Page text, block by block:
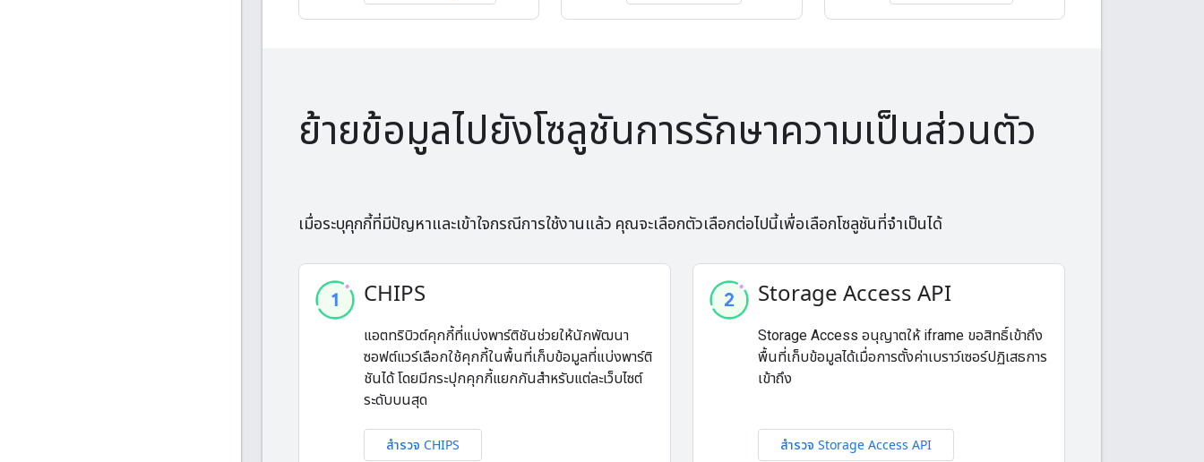
ย้ายข้อมูลไปยังโซลูชันการรักษาความเป็นส่วนตัว
เมื่อระบุคุกกี้ที่มีปัญหาและเข้าใจกรณีการใช้งานแล้ว คุณจะเลือกตัวเลือกต่อไปนี้เพื่อเลือกโซลูชันที่จำเป็นได้
CHIPS
แอตทริบิวต์คุกกี้ที่แบ่งพาร์ติชันช่วยให้นักพัฒนา
ซอฟต์แวร์เลือกใช้คุกกี้ในพื้นที่เก็บข้อมูลที่แบ่งพาร์ติ
ชันได้ โดยมีกระปุกคุกกี้แยกกันสำหรับแต่ละเว็บไซต์
ระดับบนสุด
สำรวจ CHIPS
Storage Access API
Storage Access อนุญาตให้ iframe ขอสิทธิ์เข้าถึง
พื้นที่เก็บข้อมูลได้เมื่อการตั้งค่าเบราว์เซอร์ปฏิเสธการ
เข้าถึง
สำรวจ Storage Access API